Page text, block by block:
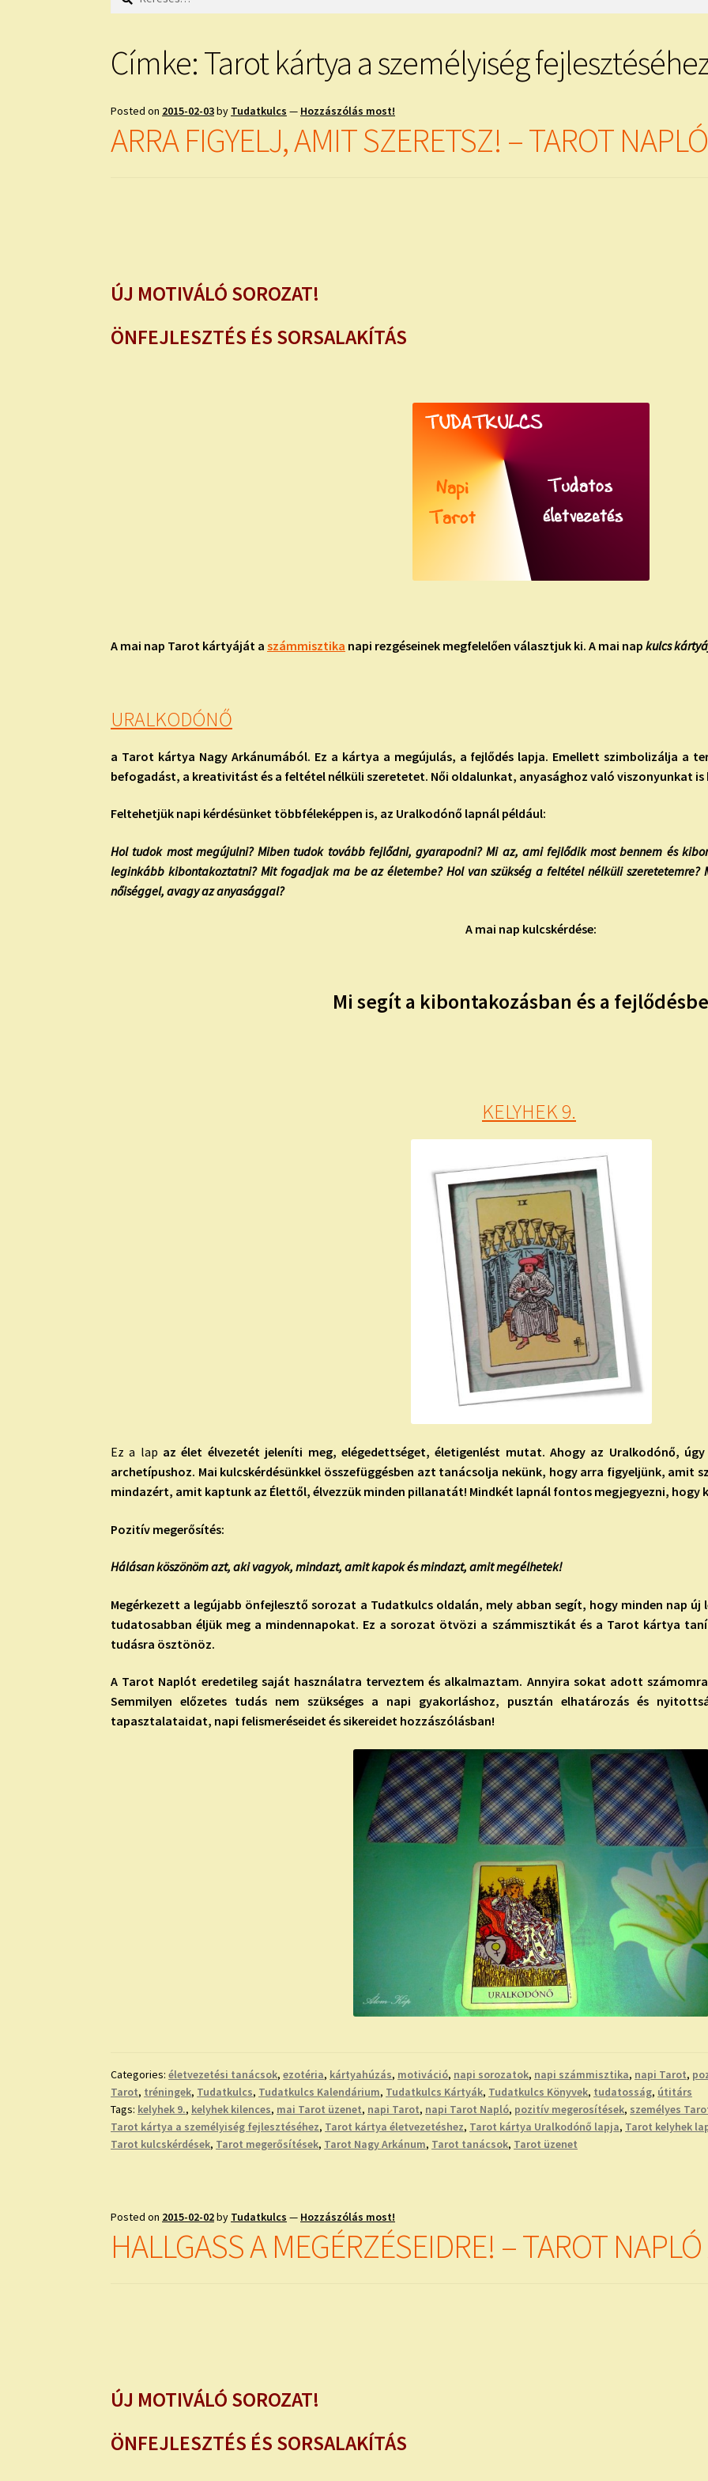
Címke:Tarot kártya a személyiség
Posted on 2015-02-03by Tudatkulcs — Hozzászólás most!
ARRA FIGYELJ, AMIT SZERETSZ! – TAROT
ÚJ MOTIVÁLÓ SOROZAT!
ÖNFEJLESZTÉS ÉS SORSALAKÍTÁS
A mai nap Tarot kártyáját aszámmisztika napi rezgéseinek megfelelően választjuk ki. A mai napkulcs
URALKODÓNŐ
a Tarot kártya Nagy Arkánumából. Ez a kártya a megújulás, a fejlődés lapja. Emellett szimbolizálja a
befogadást, a kreativitást és a feltétel nélküli szeretetet. Női oldalunkat, anyasághoz való viszonyunkat
Feltehetjük napi kérdésünket többféleképpen is, az Uralkodónő lapnál például:
Hol tudok most megújulni? Miben tudok tovább fejlődni, gyarapodni? Mi az, ami fejlődik most bennem és
leginkább kibontakoztatni? Mit fogadjak ma be az életembe? Hol van szükség a feltétel nélküli szeretetemre?
nőiséggel, avagy az anyasággal?
A mai nap kulcskérdése:
Mi segít a kibontakozásban és a
KELYHEK 9.
Ez a lap az élet élvezetét jeleníti meg, elégedettséget, életigenlést mutat. Ahogy az Uralkodónő,
archetípushoz. Mai kulcskérdésünkkel összefüggésben azt tanácsolja nekünk, hogy arra figyeljünk, amit
mindazért, amit kaptunk az Élettől, élvezzük minden pillanatát! Mindkét lapnál fontos megjegyezni, hogy
Pozitív megerősítés:
Hálásan köszönöm azt, aki vagyok, mindazt, amit kapok és mindazt, amit megélhetek!
Megérkezett a legújabb önfejlesztő sorozat a Tudatkulcs oldalán, mely abban segít, hogy minden nap
tudatosabban éljük meg a mindennapokat. Ez a sorozat ötvözi a számmisztikát és a Tarot kártya
tudásra ösztönöz.
A Tarot Naplót eredetileg saját használatra terveztem és alkalmaztam. Annyira sokat adott
Semmilyen előzetes tudás nem szükséges a napi gyakorláshoz, pusztán elhatározás és
tapasztalataidat, napi felismeréseidet és sikereidet hozzászólásban!
Categories:életvezetési tanácsok,ezotéria, kártyahúzás, motiváció, napi sorozatok, napi számmisztika, napi Tarot,
Tarot, tréningek, Tudatkulcs, Tudatkulcs Kalendárium, Tudatkulcs Kártyák, Tudatkulcs Könyvek, tudatosság, útitárs
Tags: kelyhek 9., kelyhek kilences, mai Tarot üzenet, napi Tarot, napi Tarot Napló, pozitív megerosítések, személyes
Tarot kártya a személyiség fejlesztéséhez, Tarot kártya életvezetéshez, Tarot kártya Uralkodónő lapja, Tarot kelyhek
Tarot kulcskérdések, Tarot megerősítések, Tarot Nagy Arkánum, Tarot tanácsok, Tarot üzenet
Posted on 2015-02-02by Tudatkulcs — Hozzászólás most!
HALLGASS A MEGÉRZÉSEIDRE! – TAROT NAPLÓ
ÚJ MOTIVÁLÓ SOROZAT!
ÖNFEJLESZTÉS ÉS SORSALAKÍTÁS